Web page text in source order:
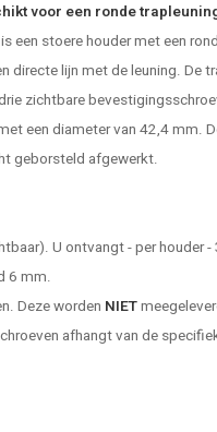
voor een ronde
een stoere houder met een
directe lijn met de leuning. De
zichtbare
een diameter van 42,4 mm.
geborsteld afgewerkt.
U ontvangt - per houder
6 mm.
Deze worden NIET
afhangt van de